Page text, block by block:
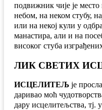
подвижник чије је
небом, на неком стубу,
или на некој кули у
манастира, али и на
високог стуба
ЛИК СВЕТИХ
ИСЦЕЛИТЕЉ је
даривао моћ
дару исцелитељства, тј.